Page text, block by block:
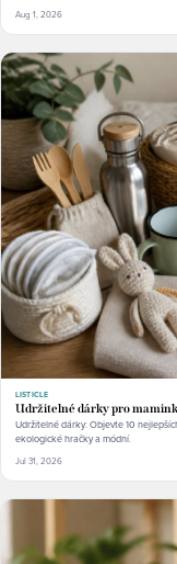
Aug 1, 2026
LISTICLE
Udržitelné dárky pro
Udržitelné dárky: Objevte 10
ekologické hračky a módní.
Jul 31, 2026